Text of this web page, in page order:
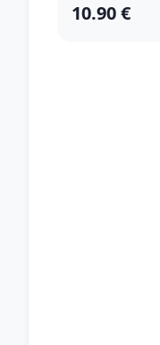
10.90 €